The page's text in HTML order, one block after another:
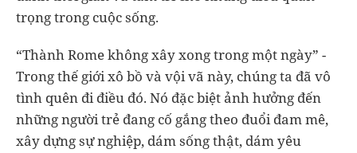
trọng trong cuộc sống.
“Thành Rome không xây xong trong một ngày” -
Trong thế giới xô bồ và vội vã này, chúng ta đã vô
tình quên đi điều đó. Nó đặc biệt ảnh hưởng đến
những người trẻ đang cố gắng theo đuổi đam mê,
xây dựng sự nghiệp, dám sống thật, dám yêu